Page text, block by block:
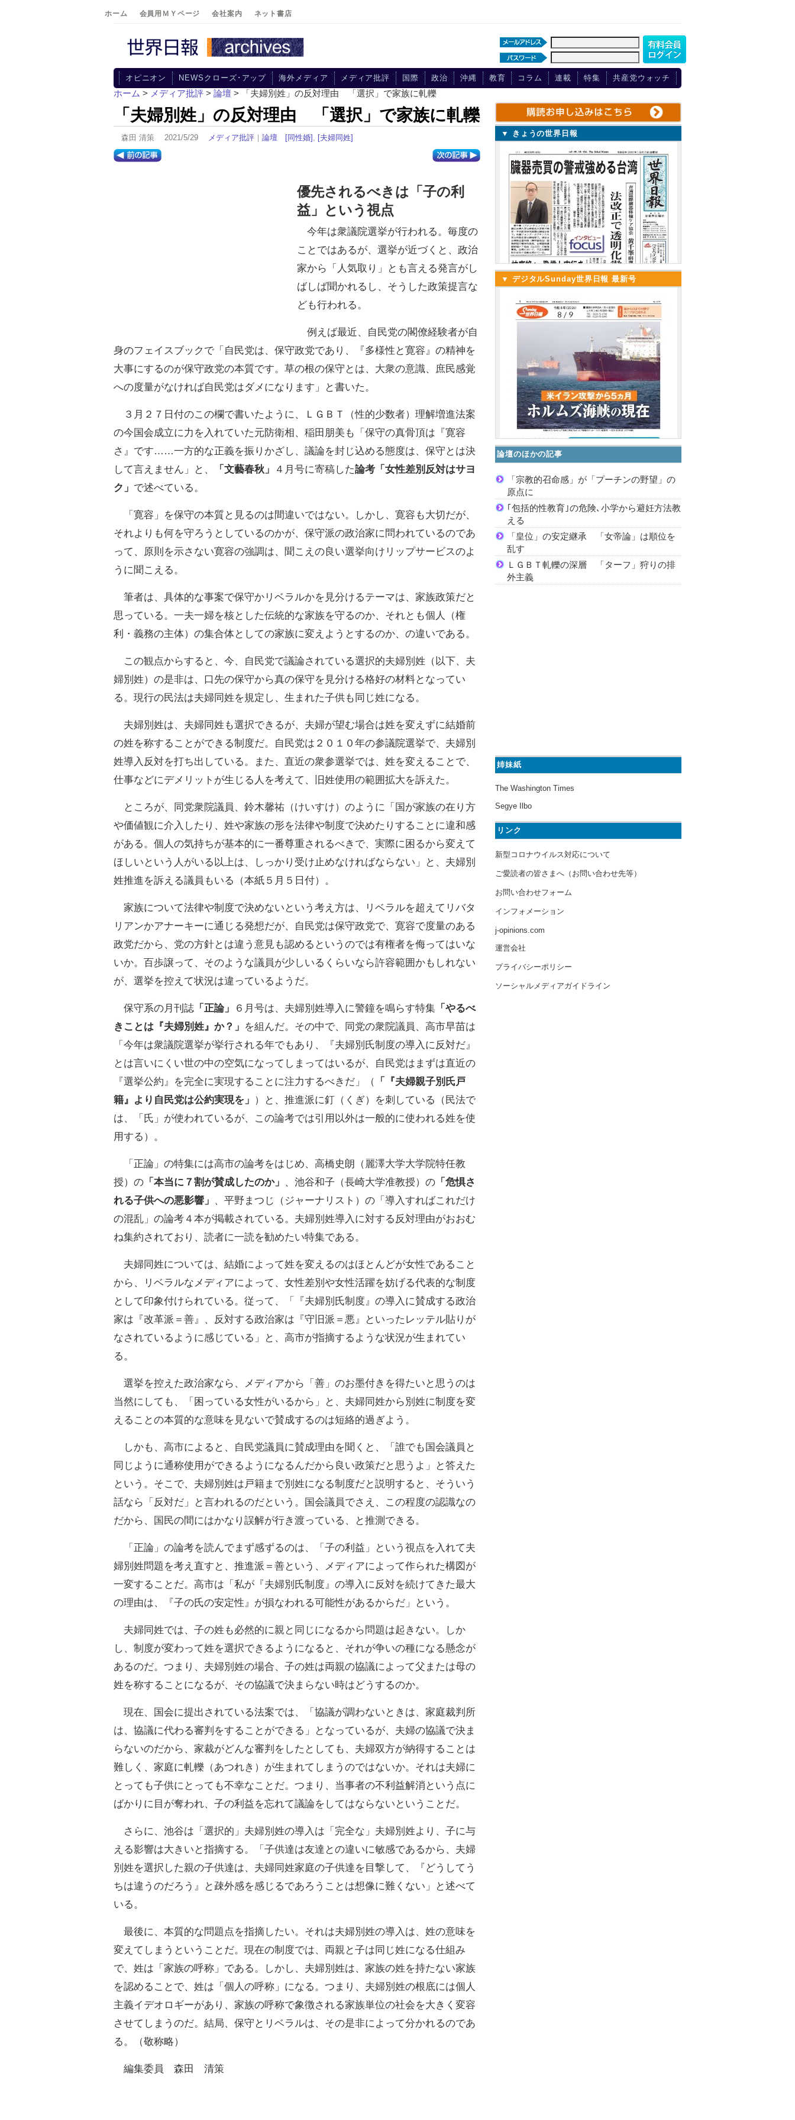
ホーム 会員用ＭＹページ 会社案内 ネット書店
オピニオン NEWSクローズ･アップ 海外メディア メディア批評 国際 政治 沖縄 教育 コラム 連載 特集 共産党ウォッチ
ホーム > メディア批評 > 論壇 > 「夫婦別姓」の反対理由 「選択」で家族に軋轢
「夫婦別姓」の反対理由 「選択」で家族に軋轢
森田 清策 2021/5/29 メディア批評 ｜ 論壇 [同性婚] , [夫婦同姓]
優先されるべきは「子の利
益」という視点
今年は衆議院選挙が行われる。毎度の
ことではあるが、選挙が近づくと、政治
家から「人気取り」とも言える発言がし
ばしば聞かれるし、そうした政策提言な
ども行われる。
例えば最近、自民党の閣僚経験者が自
身のフェイスブックで「自民党は、保守政党であり、『多様性と寛容』の精神を
大事にするのが保守政党の本質です。草の根の保守とは、大衆の意識、庶民感覚
への度量がなければ自民党はダメになります」と書いた。
３月２７日付のこの欄で書いたように、ＬＧＢＴ（性的少数者）理解増進法案
の今国会成立に力を入れていた元防衛相、稲田朋美も「保守の真骨頂は『寛容
さ』です……一方的な正義を振りかざし、議論を封じ込める態度は、保守とは決
して言えません」と、
「文藝春秋」 ４月号に寄稿した論考「女性差別反対はサヨ
ク」 で述べている。
「寛容」を保守の本質と見るのは間違いではない。しかし、寛容も大切だが、
それよりも何を守ろうとしているのかが、保守派の政治家に問われているのであ
って、原則を示さない寛容の強調は、聞こえの良い選挙向けリップサービスのよ
うに聞こえる。
筆者は、具体的な事案で保守かリベラルかを見分けるテーマは、家族政策だと
思っている。一夫一婦を核とした伝統的な家族を守るのか、それとも個人（権
利・義務の主体）の集合体としての家族に変えようとするのか、の違いである。
この観点からすると、今、自民党で議論されている選択的夫婦別姓（以下、夫
婦別姓）の是非は、口先の保守から真の保守を見分ける格好の材料となってい
る。現行の民法は夫婦同姓を規定し、生まれた子供も同じ姓になる。
夫婦別姓は、夫婦同姓も選択できるが、夫婦が望む場合は姓を変えずに結婚前
の姓を称することができる制度だ。自民党は２０１０年の参議院選挙で、夫婦別
姓導入反対を打ち出している。また、直近の衆参選挙では、姓を変えることで、
仕事などにデメリットが生じる人を考えて、旧姓使用の範囲拡大を訴えた。
ところが、同党衆院議員、鈴木馨祐（けいすけ）のように「国が家族の在り方
や価値観に介入したり、姓や家族の形を法律や制度で決めたりすることに違和感
がある。個人の気持ちが基本的に一番尊重されるべきで、実際に困るから変えて
ほしいという人がいる以上は、しっかり受け止めなければならない」と、夫婦別
姓推進を訴える議員もいる（本紙５月５日付）。
家族について法律や制度で決めないという考え方は、リベラルを超えてリバタ
リアンかアナーキーに通じる発想だが、自民党は保守政党で、寛容で度量のある
政党だから、党の方針とは違う意見も認めるというのでは有権者を侮ってはいな
いか。百歩譲って、そのような議員が少しいるくらいなら許容範囲かもしれない
が、選挙を控えて状況は違っているようだ。
保守系の月刊誌 「正論」 ６月号は、夫婦別姓導入に警鐘を鳴らす特集 「やるべ
きことは『夫婦別姓』か？」 を組んだ。その中で、同党の衆院議員、高市早苗は
「今年は衆議院選挙が挙行される年でもあり、『夫婦別氏制度の導入に反対だ』
とは言いにくい世の中の空気になってしまってはいるが、自民党はまずは直近の
『選挙公約』を完全に実現することに注力するべきだ」（
「『夫婦親子別氏戸
籍』より自民党は公約実現を」 ）と、推進派に釘（くぎ）を刺している（民法で
は、「氏」が使われているが、この論考では引用以外は一般的に使われる姓を使
用する）。
「正論」の特集には高市の論考をはじめ、高橋史朗（麗澤大学大学院特任教
授）の 「本当に７割が賛成したのか」 、池谷和子（長崎大学准教授）の 「危惧さ
れる子供への悪影響」 、平野まつじ（ジャーナリスト）の「導入すればこれだけ
の混乱」の論考４本が掲載されている。夫婦別姓導入に対する反対理由がおおむ
ね集約されており、読者に一読を勧めたい特集である。
夫婦同姓については、結婚によって姓を変えるのはほとんどが女性であること
から、リベラルなメディアによって、女性差別や女性活躍を妨げる代表的な制度
として印象付けられている。従って、「『夫婦別氏制度』の導入に賛成する政治
家は『改革派＝善』、反対する政治家は『守旧派＝悪』といったレッテル貼りが
なされているように感じている」と、高市が指摘するような状況が生まれてい
る。
選挙を控えた政治家なら、メディアから「善」のお墨付きを得たいと思うのは
当然にしても、「困っている女性がいるから」と、夫婦同姓から別姓に制度を変
えることの本質的な意味を見ないで賛成するのは短絡的過ぎよう。
しかも、高市によると、自民党議員に賛成理由を聞くと、「誰でも国会議員と
同じように通称使用ができるようになるんだから良い政策だと思うよ」と答えた
という。そこで、夫婦別姓は戸籍まで別姓になる制度だと説明すると、そういう
話なら「反対だ」と言われるのだという。国会議員でさえ、この程度の認識なの
だから、国民の間にはかなり誤解が行き渡っている、と推測できる。
「正論」の論考を読んでまず感ずるのは、「子の利益」という視点を入れて夫
婦別姓問題を考え直すと、推進派＝善という、メディアによって作られた構図が
一変することだ。高市は「私が『夫婦別氏制度』の導入に反対を続けてきた最大
の理由は、『子の氏の安定性』が損なわれる可能性があるからだ」という。
夫婦同姓では、子の姓も必然的に親と同じになるから問題は起きない。しか
し、制度が変わって姓を選択できるようになると、それが争いの種になる懸念が
あるのだ。つまり、夫婦別姓の場合、子の姓は両親の協議によって父または母の
姓を称することになるが、その協議で決まらない時はどうするのか。
現在、国会に提出されている法案では、「協議が調わないときは、家庭裁判所
は、協議に代わる審判をすることができる」となっているが、夫婦の協議で決ま
らないのだから、家裁がどんな審判をしたとしても、夫婦双方が納得することは
難しく、家庭に軋轢（あつれき）が生まれてしまうのではないか。それは夫婦に
とっても子供にとっても不幸なことだ。つまり、当事者の不利益解消という点に
ばかりに目が奪われ、子の利益を忘れて議論をしてはならないということだ。
さらに、池谷は「選択的」夫婦別姓の導入は「完全な」夫婦別姓より、子に与
える影響は大きいと指摘する。「子供達は友達との違いに敏感であるから、夫婦
別姓を選択した親の子供達は、夫婦同姓家庭の子供達を目撃して、『どうしてう
ちは違うのだろう』と疎外感を感じるであろうことは想像に難くない」と述べて
いる。
最後に、本質的な問題点を指摘したい。それは夫婦別姓の導入は、姓の意味を
変えてしまうということだ。現在の制度では、両親と子は同じ姓になる仕組み
で、姓は「家族の呼称」である。しかし、夫婦別姓は、家族の姓を持たない家族
を認めることで、姓は「個人の呼称」になる。つまり、夫婦別姓の根底には個人
主義イデオロギーがあり、家族の呼称で象徴される家族単位の社会を大きく変容
させてしまうのだ。結局、保守とリベラルは、その是非によって分かれるのであ
る。（敬称略）
編集委員 森田 清策
▼ きょうの世界日報
▼ デジタルSunday世界日報 最新号
論壇のほかの記事
「宗教的召命感」が「プーチンの野望」の
原点に
｢包括的性教育｣の危険､小学から避妊方法教
える
「皇位」の安定継承 「女帝論」は順位を
乱す
ＬＧＢＴ軋轢の深層 「ターフ」狩りの排
外主義
姉妹紙
The Washington Times
Segye Ilbo
リンク
新型コロナウイルス対応について
ご愛読者の皆さまへ（お問い合わせ先等）
お問い合わせフォーム
インフォメーション
j-opinions.com
運営会社
プライバシーポリシー
ソーシャルメディアガイドライン